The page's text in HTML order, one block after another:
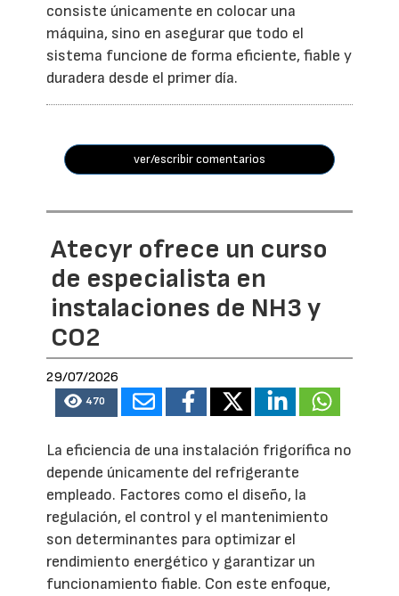
consiste únicamente en colocar una
máquina, sino en asegurar que todo el
sistema funcione de forma eficiente, fiable y
duradera desde el primer día.
ver/escribir comentarios
Atecyr ofrece un curso
de especialista en
instalaciones de NH3 y
CO2
29/07/2026
470
La eficiencia de una instalación frigorífica no
depende únicamente del refrigerante
empleado. Factores como el diseño, la
regulación, el control y el mantenimiento
son determinantes para optimizar el
rendimiento energético y garantizar un
funcionamiento fiable. Con este enfoque,